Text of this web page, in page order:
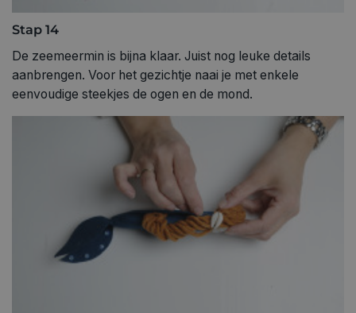
Stap 14
De zeemeermin is bijna klaar. Juist nog leuke details
aanbrengen. Voor het gezichtje naai je met enkele
eenvoudige steekjes de ogen en de mond.